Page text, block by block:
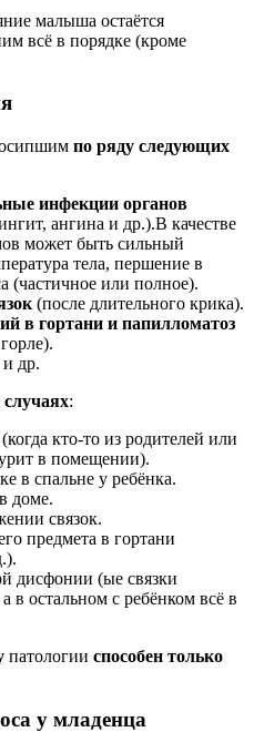
малыша остаётся
всё в порядке (кроме
осипшим по ряду следующих
инфекции органов
ангина и др.).В качестве
может быть сильный
тела, першение в
(частичное или полное).
(после длительного крика).
в гортани и папилломатоз
и др.
:
кто-то из родителей или
в помещении).
в спальне у ребёнка.
доме.
связок.
предмета в гортани
дисфонии (ые связки
в остальном с ребёнком всё в
патологии способен только
у младенца